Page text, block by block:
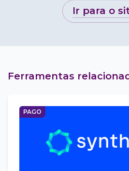
ir para o
Ferramentas
PAGO